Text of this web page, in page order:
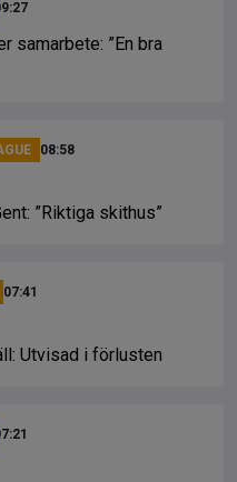
samarbete: ”En bra
08:58
”Riktiga skithus”
07:41
Utvisad i förlusten